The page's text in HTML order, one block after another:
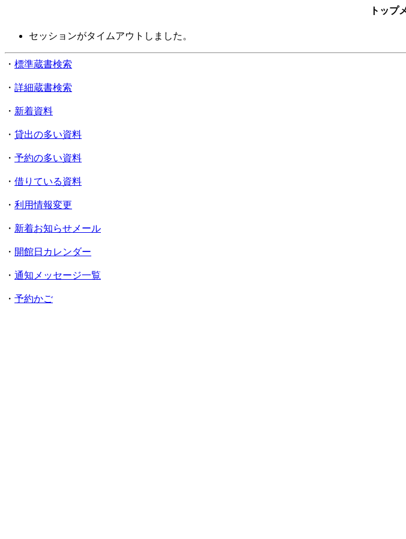
トップ
セッションがタイムアウトしました。
・ 標準蔵書検索
・ 詳細蔵書検索
・ 新着資料
・ 貸出の多い資料
・ 予約の多い資料
・ 借りている資料
・ 利用情報変更
・ 新着お知らせメール
・ 開館日カレンダー
・ 通知メッセージ一覧
・ 予約かご